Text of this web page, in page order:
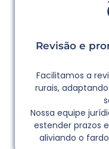
Revisão e
Facilitamos a
rurais,
Nossa equipe
estender prazos
aliviando o